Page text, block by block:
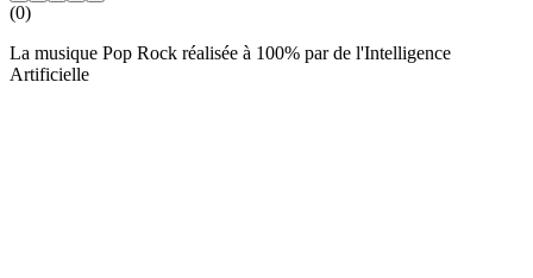
(0)
La musique Pop Rock réalisée à 100% par de l'Intelligence
Artificielle